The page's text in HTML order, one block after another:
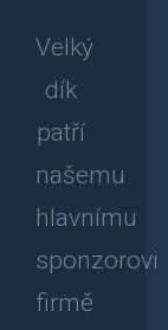
Velký
dík
patří
našemu
hlavnímu
sponzorovi
firmě